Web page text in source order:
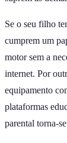
Se o seu filho
cumprem um
motor sem a
internet. Por
equipamento
plataformas
parental torna-